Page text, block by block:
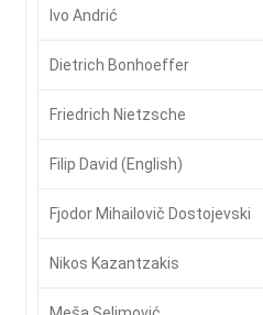
Ivo Andrić
Dietrich Bonhoeffer
Friedrich Nietzsche
Filip David (English)
Fjodor Mihailovič Dostojevski
Nikos Kazantzakis